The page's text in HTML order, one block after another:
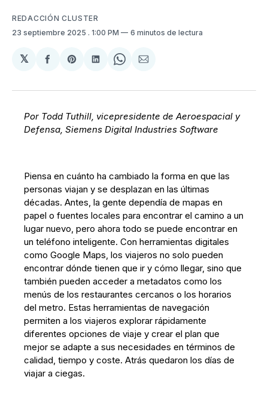
REDACCIÓN CLUSTER
23 septiembre 2025 . 1:00 PM 6 minutos de lectura
𝕏
Compartir
Facebook
Share
Pinterest
Compartir
LinkedIn
Share
WhatsApp
Compartir
Email
Por Todd Tuthill, vicepresidente de Aeroespacial y
Defensa, Siemens Digital Industries Software
Piensa en cuánto ha cambiado la forma en que las
personas viajan y se desplazan en las últimas
décadas. Antes, la gente dependía de mapas en
papel o fuentes locales para encontrar el camino a un
lugar nuevo, pero ahora todo se puede encontrar en
un teléfono inteligente. Con herramientas digitales
como Google Maps, los viajeros no solo pueden
encontrar dónde tienen que ir y cómo llegar, sino que
también pueden acceder a metadatos como los
menús de los restaurantes cercanos o los horarios
del metro. Estas herramientas de navegación
permiten a los viajeros explorar rápidamente
diferentes opciones de viaje y crear el plan que
mejor se adapte a sus necesidades en términos de
calidad, tiempo y coste. Atrás quedaron los días de
viajar a ciegas.